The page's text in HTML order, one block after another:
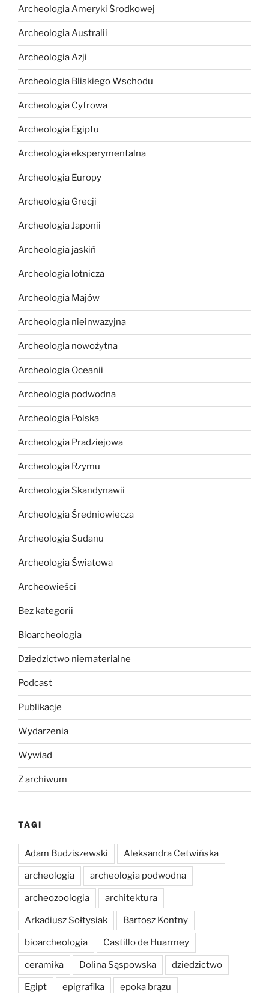
Archeologia Ameryki Środkowej
Archeologia Australii
Archeologia Azji
Archeologia Bliskiego Wschodu
Archeologia Cyfrowa
Archeologia Egiptu
Archeologia eksperymentalna
Archeologia Europy
Archeologia Grecji
Archeologia Japonii
Archeologia jaskiń
Archeologia lotnicza
Archeologia Majów
Archeologia nieinwazyjna
Archeologia nowożytna
Archeologia Oceanii
Archeologia podwodna
Archeologia Polska
Archeologia Pradziejowa
Archeologia Rzymu
Archeologia Skandynawii
Archeologia Średniowiecza
Archeologia Sudanu
Archeologia Światowa
Archeowieści
Bez kategorii
Bioarcheologia
Dziedzictwo niematerialne
Podcast
Publikacje
Wydarzenia
Wywiad
Z archiwum
TAGI
Adam Budziszewski Aleksandra Cetwińska
archeologia archeologia podwodna
archeozoologia architektura
Arkadiusz Sołtysiak Bartosz Kontny
bioarcheologia Castillo de Huarmey
ceramika Dolina Sąspowska dziedzictwo
Egipt epigrafika epoka brązu